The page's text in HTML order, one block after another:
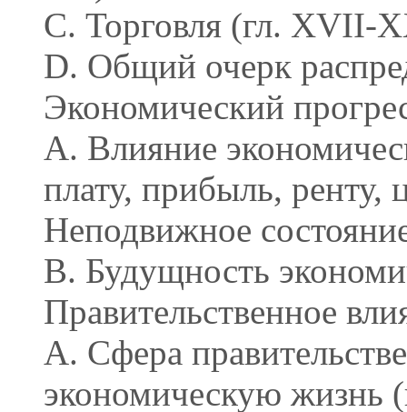
C. Торговля (гл. XVII-
D. Общий очерк
Экономический
A. Влияние
плату, прибыль, ренту,
Неподвижное
B. Будущность
Правительственное
А. Сфера
экономическую жизнь